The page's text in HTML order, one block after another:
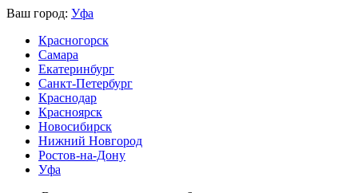
Ваш город: Уфа
Красногорск
Самара
Екатеринбург
Санкт-Петербург
Краснодар
Красноярск
Новосибирск
Нижний Новгород
Ростов-на-Дону
Уфа